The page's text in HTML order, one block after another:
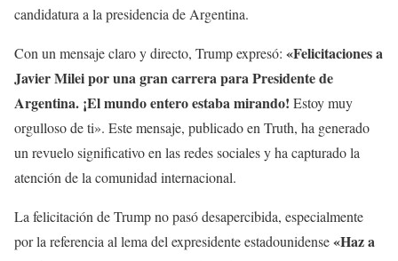
candidatura a la presidencia de Argentina.
Con un mensaje claro y directo, Trump expresó: «Felicitaciones a
Javier Milei por una gran carrera para Presidente de
Argentina. ¡El mundo entero estaba mirando! Estoy muy
orgulloso de ti». Este mensaje, publicado en Truth, ha generado
un revuelo significativo en las redes sociales y ha capturado la
atención de la comunidad internacional.
La felicitación de Trump no pasó desapercibida, especialmente
por la referencia al lema del expresidente estadounidense«Haz a